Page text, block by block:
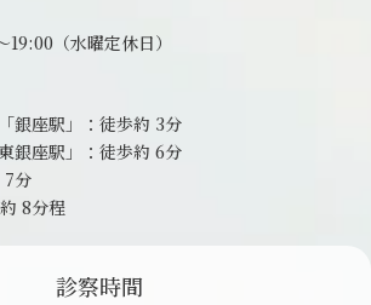
19:00 （水曜定休日）
銀座駅」： 徒歩約 3分
銀座駅」： 徒歩約 6分
7分
8分程
診察時間